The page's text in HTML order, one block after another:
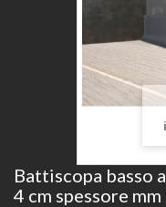
Battiscopa basso
4 cm spessore mm